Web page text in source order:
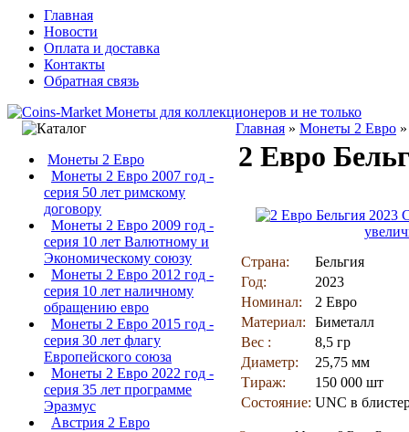
Главная
Новости
Оплата и доставка
Контакты
Обратная связь
Монеты 2 Евро
Монеты 2 Евро 2007 год -
серия 50 лет римскому
договору
Монеты 2 Евро 2009 год -
серия 10 лет Валютному и
Экономическому союзу
Монеты 2 Евро 2012 год -
серия 10 лет наличному
обращению евро
Монеты 2 Евро 2015 год -
серия 30 лет флагу
Европейского союза
Монеты 2 Евро 2022 год -
серия 35 лет программе
Эразмус
Австрия 2 Евро
Главная » Монеты 2 Евро
2 Евро
Страна:
Бельгия
Год:
2023
Номинал:
2 Евро
Материал:
Биметалл
Вес :
8,5 гр
Диаметр:
25,75 мм
Тираж:
150 000 шт
Состояние: UNC в